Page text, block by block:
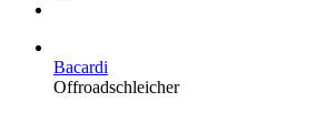
Bacardi
Offroadschleicher